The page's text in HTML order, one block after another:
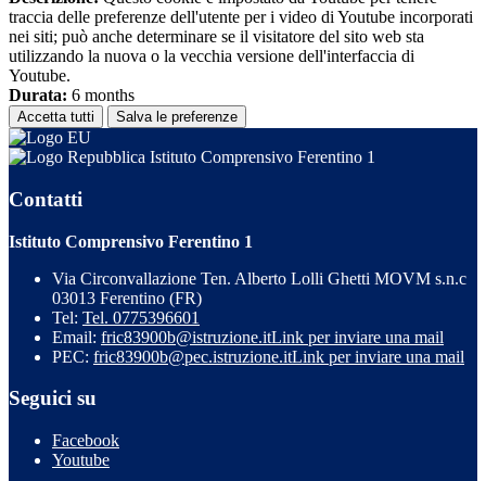
traccia delle preferenze dell'utente per i video di Youtube incorporati
nei siti; può anche determinare se il visitatore del sito web sta
utilizzando la nuova o la vecchia versione dell'interfaccia di
Youtube.
Durata: 6 months
Accetta tutti Salva le preferenze
Istituto Comprensivo Ferentino 1
Contatti
Istituto Comprensivo Ferentino 1
Via Circonvallazione Ten. Alberto Lolli Ghetti MOVM s.n.c
03013 Ferentino (FR)
Tel: Tel. 0775396601
Email: fric83900b@istruzione.itLink per inviare una mail
PEC: fric83900b@pec.istruzione.itLink per inviare una mail
Seguici su
Facebook
Youtube